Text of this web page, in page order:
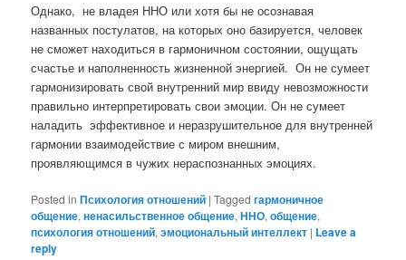
Однако, не владея ННО или хотя бы не осознавая
названных постулатов, на которых оно базируется, человек
не сможет находиться в гармоничном состоянии, ощущать
счастье и наполненность жизненной энергией. Он не сумеет
гармонизировать свой внутренний мир ввиду невозможности
правильно интерпретировать свои эмоции. Он не сумеет
наладить эффективное и неразрушительное для внутренней
гармонии взаимодействие с миром внешним,
проявляющимся в чужих нераспознанных эмоциях.
Posted in Психология отношений |Tagged гармоничное
общение,ненасильственное общение,ННО,общение,
психология отношений,эмоциональный интеллект | Leave a
reply